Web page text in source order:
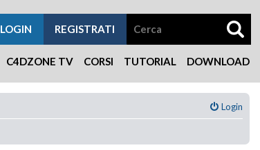
C4DZONE TV CORSI TUTORIAL DOWNLOAD
REGISTRATI
LOGIN
Login